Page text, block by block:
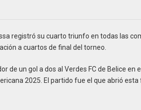
registró su cuarto triunfo en todas las
a cuartos de final del torneo.
de un gol a dos al Verdes FC de Belice en
2025. El partido fue el que abrió